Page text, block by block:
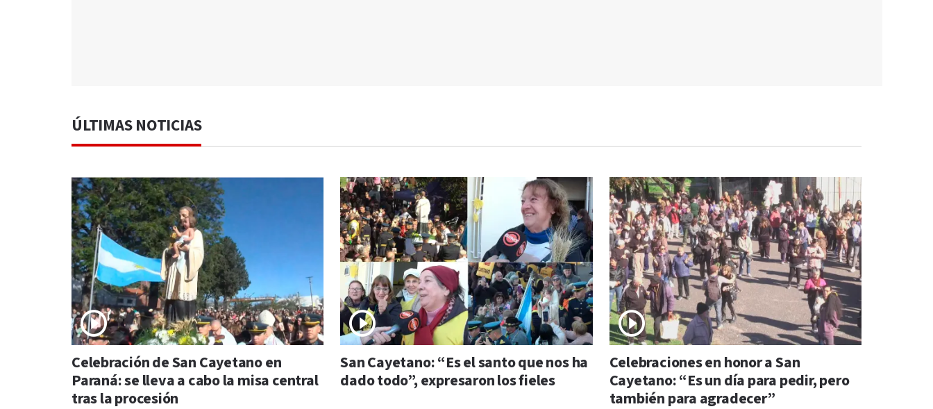
ÚLTIMAS NOTICIAS
Celebración de San Cayetano en
Paraná: se lleva a cabo la misa central
tras la procesión
San Cayetano: “Es el santo que nos ha
dado todo”, expresaron los fieles
Celebraciones en honor a San
Cayetano: “Es un día para pedir, pero
también para agradecer”